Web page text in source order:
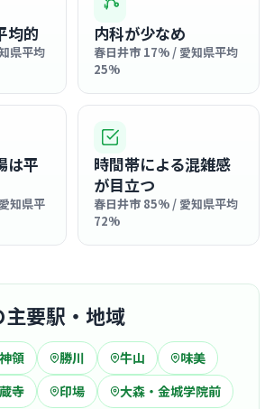
均的
県平均
内科が少なめ
春日井市 17% / 愛知県平均
25%
は平
知県平
時間帯による混雑感
が目立つ
春日井市 85% / 愛知県平均
72%
要駅・地域
神領 勝川 牛山
味美
寺 印場 大森・金城学院前